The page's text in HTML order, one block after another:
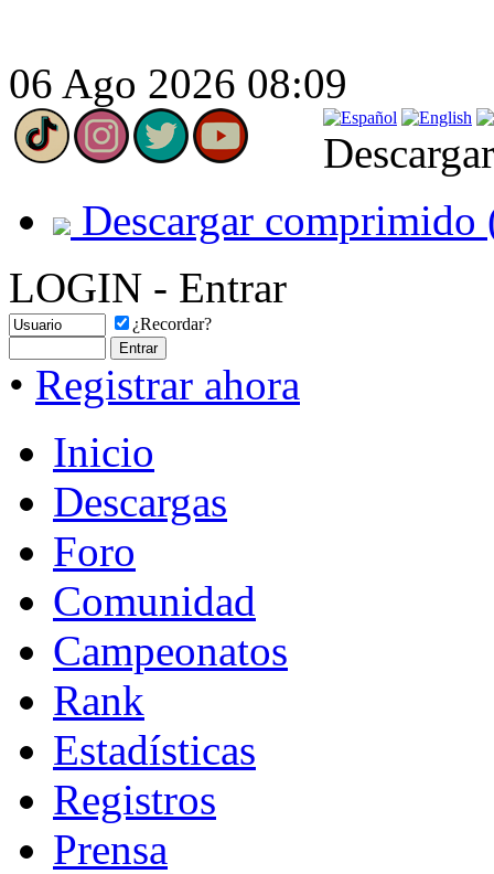
06 Ago 2026 08:09
Descargar comprimido
LOGIN - Entrar
¿Recordar?
• Registrar ahora
Inicio
Descargas
Foro
Comunidad
Campeonatos
Rank
Estadísticas
Registros
Prensa